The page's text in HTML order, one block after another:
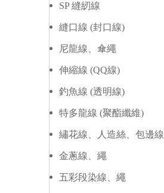
SP 縫紉線
縫口線 (封口線)
尼龍線、傘繩
伸縮線 (QQ線)
釣魚線 (透明線)
特多龍線 (聚酯纖維)
繡花線、人造絲、包邊線
金蔥線、繩
五彩段染線、繩